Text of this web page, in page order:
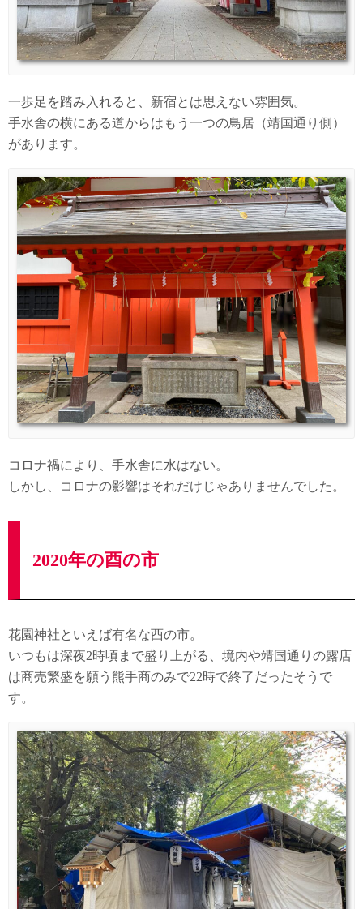
一歩足を踏み入れると、新宿とは思えない雰囲気。
手水舎の横にある道からはもう一つの鳥居（靖国通り側）
があります。
コロナ禍により、手水舎に水はない。
しかし、コロナの影響はそれだけじゃありませんでした。
2020年の酉の市
花園神社といえば有名な酉の市。
いつもは深夜2時頃まで盛り上がる、境内や靖国通りの露店
は商売繁盛を願う熊手商のみで22時で終了だったそうで
す。